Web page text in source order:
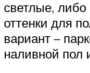
светлые,
оттенки для
вариант –
наливной пол